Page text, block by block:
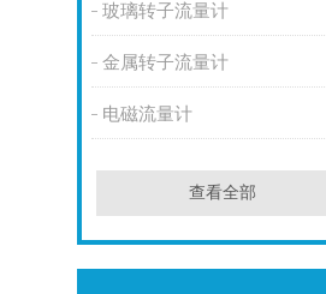
玻璃转子流量计
金属转子流量计
电磁流量计
查看全部